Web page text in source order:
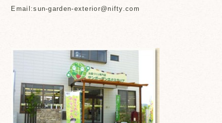
Email:sun-garden-exterior@nifty.com